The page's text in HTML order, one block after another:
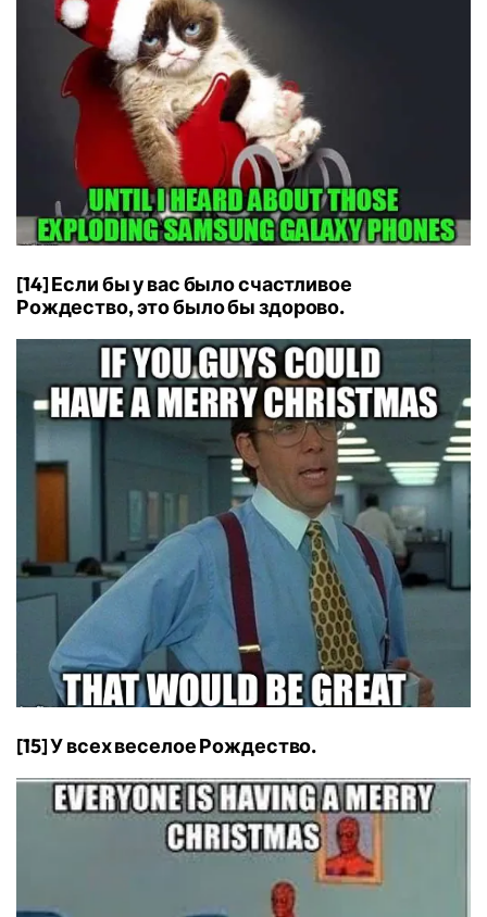
[14] Если бы у вас было счастливое
Рождество, это было бы здорово.
[15] У всех веселое Рождество.